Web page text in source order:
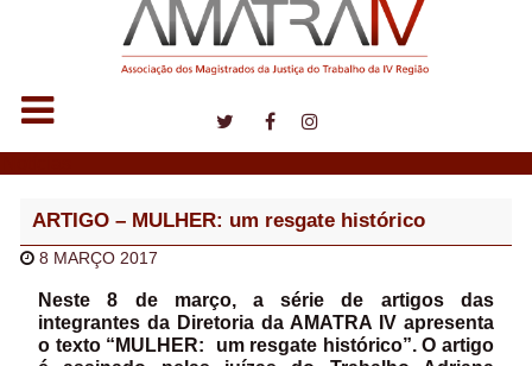
ARTIGO – MULHER: um resgate histórico
8 MARÇO 2017
Neste 8 de março, a série de artigos das
integrantes da Diretoria da AMATRA IV apresenta
o texto “MULHER: um resgate histórico”. O artigo